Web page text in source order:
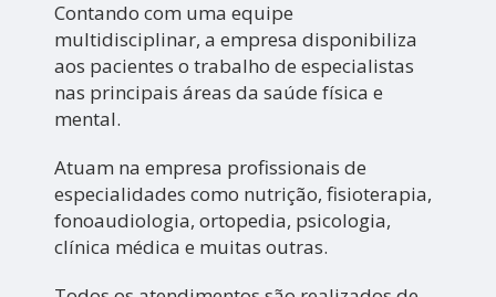
Contando com uma equipe
multidisciplinar, a empresa disponibiliza
aos pacientes o trabalho de especialistas
nas principais áreas da saúde física e
mental.
Atuam na empresa profissionais de
especialidades como nutrição, fisioterapia,
fonoaudiologia, ortopedia, psicologia,
clínica médica e muitas outras.